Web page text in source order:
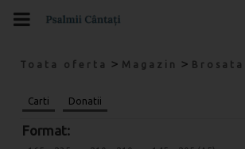
Toata oferta > Magazin > Brosata
Carti Donatii
Format: